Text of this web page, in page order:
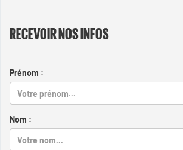
RECEVOIR NOS INFOS
Prénom :
Nom :